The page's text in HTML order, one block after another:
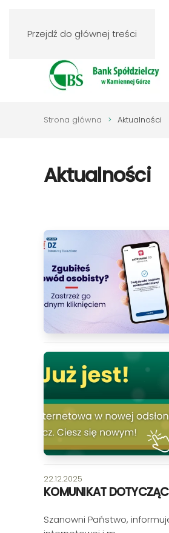
Przejdź do głównej treści
Klienci indywidualni
Strona główna Aktualności
Aktualności
Data publikacji:
22.12.2025
KOMUNIKAT
Szanowni Państwo,